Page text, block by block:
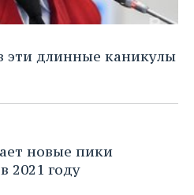
эти длинные каникулы
новые пики
2021 году